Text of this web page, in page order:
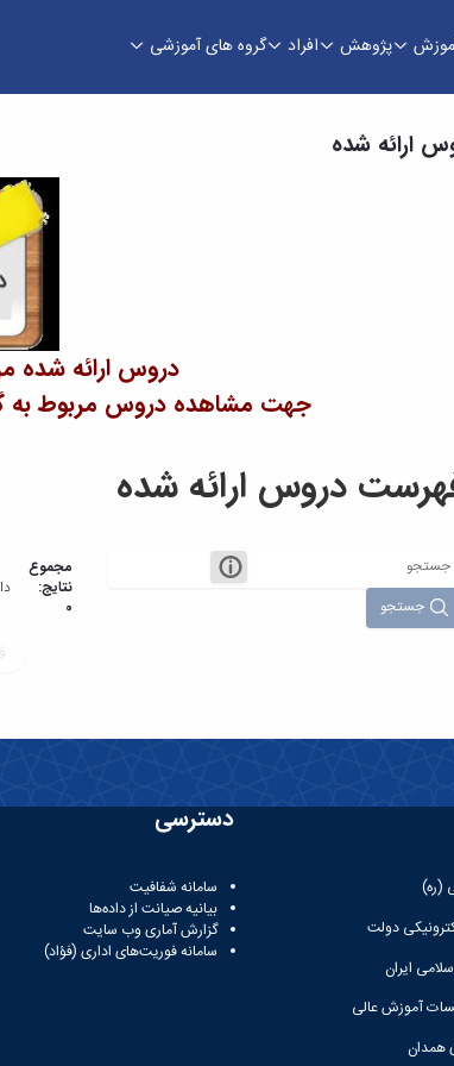
پژوهش افراد گروه های آموزشی
ارائه شده
دروس ارائه شده
جهت مشاهده دروس مربوط به
دروس ارائه شده
جستجو
مجموع
نتایج:
0
(ره)
دولت
ایران
آموزش عالی
همدان
دسترسی
سامانه شفافیت
بیانیه صیانت از داده‌ها
گزارش آماری وب‌ سایت
سامانه فوریت‌های اداری (فؤاد)